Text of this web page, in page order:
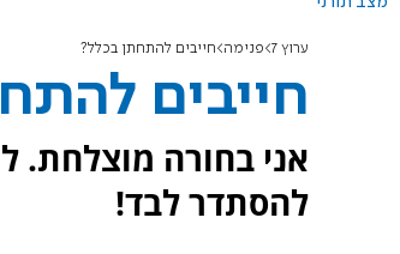
ערוץ 7 פנימה חייבים להתחתן בכלל?
חייבים
אני בחורה מוצלחת.
להסתדר לבד!